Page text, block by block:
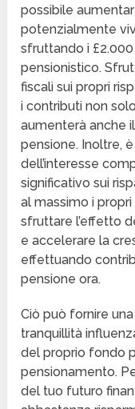
possibile
potenzialmente
sfruttando i
pensionistico.
fiscali sui propri
i contributi non
aumenterà anche
pensione. Inoltre,
dell’interesse
significativo sui
al massimo i
sfruttare l’effetto
e accelerare la
effettuando
pensione ora.
Ciò può fornire
tranquillità
del proprio fondo
pensionamento.
del tuo futuro